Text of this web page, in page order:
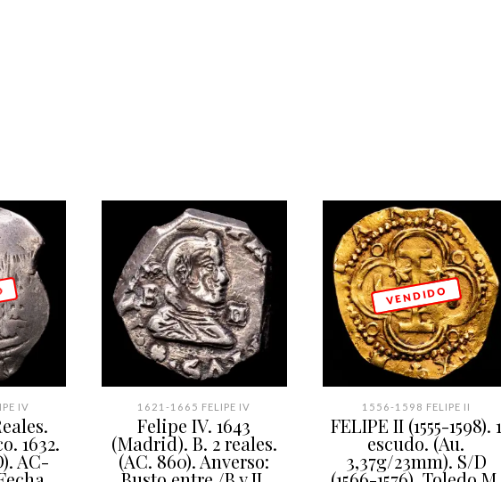
IV
1632.
AC-
1621-1665 FELIPE IV
Felipe IV. 1643
(Madrid). B. 2 reales.
(AC. 860). Anverso:
V E N D I D O
1556-1598 FELIPE II
FELIPE II (1555-1598). 1
escudo. (Au.
3,37g/23mm). S/D